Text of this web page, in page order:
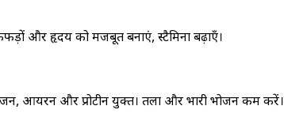
और हृदय को मजबूत बनाएं, स्टैमिना बढ़ाएँ।
आयरन और प्रोटीन युक्त। तला और भारी भोजन कम करें।